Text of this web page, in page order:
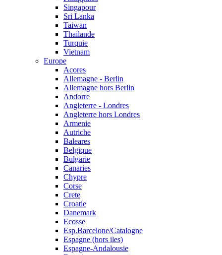
Singapour
Sri Lanka
Taiwan
Thailande
Turquie
Vietnam
Europe
Acores
Allemagne - Berlin
Allemagne hors Berlin
Andorre
Angleterre - Londres
Angleterre hors Londres
Armenie
Autriche
Baleares
Belgique
Bulgarie
Canaries
Chypre
Corse
Crete
Croatie
Danemark
Ecosse
Esp.Barcelone/Catalogne
Espagne (hors iles)
Espagne-Andalousie